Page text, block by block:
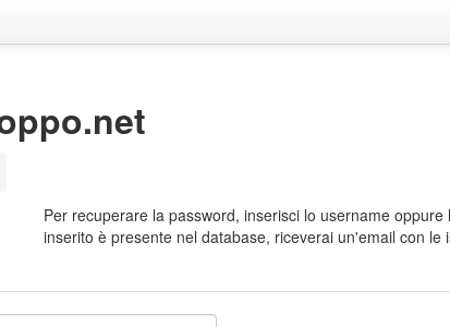
Per recuperare la password, inserisci lo username
inserito è presente nel database, riceverai un'email con